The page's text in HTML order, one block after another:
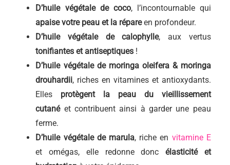
D’huile végétale de coco, l’incontournable qui
apaise votre peau et la répareen profondeur.
D’huile végétale de calophylle, aux vertus
tonifiantes et antiseptiques !
D’huile végétale de moringa oleifera & moringa
drouhardii, riches en vitamines et antioxydants.
Elles protègent la peau du vieillissement
cutanéet contribuent ainsi à garder une peau
ferme.
D’huile végétale de marula, riche en vitamine E
et omégas, elle redonne doncélasticité et